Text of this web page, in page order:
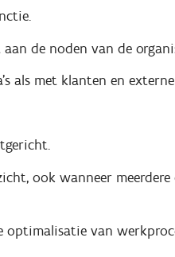
de noden van de
als met klanten en
ook wanneer meerdere
van